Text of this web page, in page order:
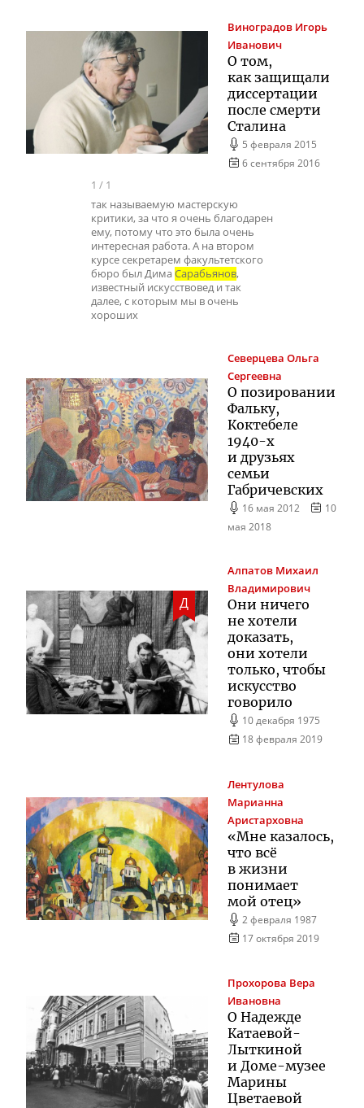
Виноградов Игорь
Иванович
О том,
как защищали
диссертации
после смерти
Сталина
5 февраля 2015
6 сентября 2016
1 / 1
так называемую мастерскую
критики, за что я очень благодарен
ему, потому что это была очень
интересная работа. А на втором
курсе секретарем факультетского
бюро был ДимаСарабьянов,
известный искусствовед и так
далее, с которым мы в очень
хороших
Северцева Ольга
Сергеевна
О позировании
Фальку,
Коктебеле
1940-х
и друзьях
семьи
Габричевских
16 мая 2012
10
мая 2018
Д
Алпатов Михаил
Владимирович
Они ничего
не хотели
доказать,
они хотели
только, чтобы
искусство
говорило
10 декабря 1975
18 февраля 2019
Лентулова
Марианна
Аристарховна
«Мне казалось,
что всё
в жизни
понимает
мой отец»
2 февраля 1987
17 октября 2019
Прохорова Вера
Ивановна
О Надежде
Катаевой-
Лыткиной
и Доме-музее
Марины
Цветаевой